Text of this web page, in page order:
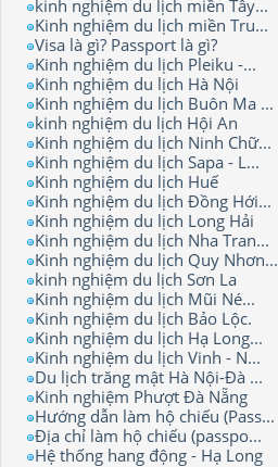
kinh nghiệm du lịch miền Tây...
Kinh nghiệm du lịch miền Tru...
Visa là gì? Passport là gì?
Kinh nghiệm du lịch Pleiku -...
Kinh nghiệm du lịch Hà Nội
Kinh nghiệm du lịch Buôn Ma ...
kinh nghiệm du lịch Hội An
Kinh nghiệm du lịch Ninh Chữ...
Kinh nghiệm du lịch Sapa - L...
Kinh nghiệm du lịch Huế
Kinh nghiệm du lịch Đồng Hới...
Kinh nghiệm du lịch Long Hải
Kinh nghiệm du lịch Nha Tran...
Kinh nghiệm du lịch Quy Nhơn...
kinh nghiệm du lịch Sơn La
Kinh nghiệm du lịch Mũi Né...
Kinh nghiệm du lịch Bảo Lộc.
Kinh nghiệm du lịch Hạ Long...
Kinh nghiệm du lịch Vinh - N...
Du lịch trăng mật Hà Nội-Đà ...
Kinh nghiệm Phượt Đà Nẵng
Hướng dẫn làm hộ chiếu (Pass...
Địa chỉ làm hộ chiếu (passpo...
Hệ thống hang động - Hạ Long